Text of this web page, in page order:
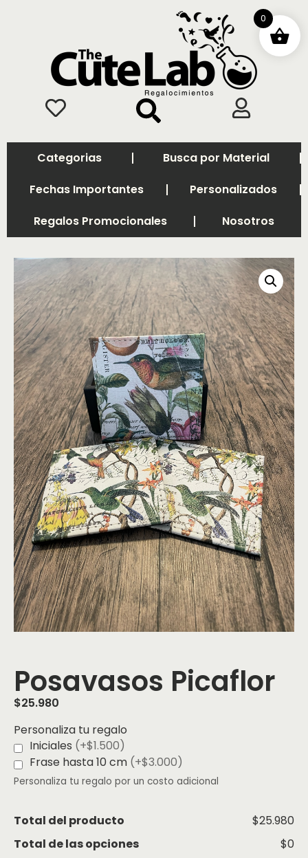
Categorias
Busca por Material
Fechas Importantes
Personalizados
Regalos Promocionales
Nosotros
Posavasos Picaflor
$25.980
Personaliza tu regalo
Iniciales (+$1.500)
Frase hasta 10 cm (+$3.000)
Personaliza tu regalo por un costo adicional
Total del producto
$25.980
Total de las opciones
$0
0